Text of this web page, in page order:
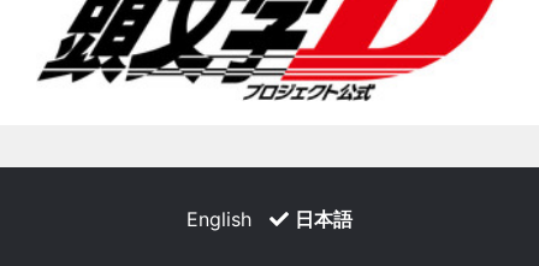
English 日本語